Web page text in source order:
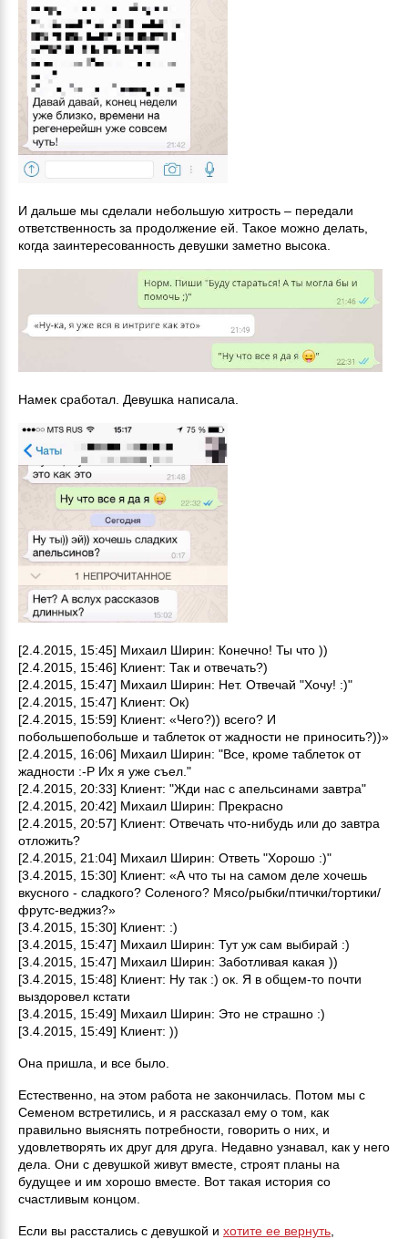
И дальше мы сделали небольшую хитрость – передали
ответственность за продолжение ей. Такое можно делать,
когда заинтересованность девушки заметно высока.
Намек сработал. Девушка написала.
[2.4.2015, 15:45] Михаил Ширин: Конечно! Ты что ))
[2.4.2015, 15:46] Клиент: Так и отвечать?)
[2.4.2015, 15:47] Михаил Ширин: Нет. Отвечай "Хочу! :)"
[2.4.2015, 15:47] Клиент: Ок)
[2.4.2015, 15:59] Клиент: «Чего?)) всего? И
побольшепобольше и таблеток от жадности не приносить?))»
[2.4.2015, 16:06] Михаил Ширин: "Все, кроме таблеток от
жадности :-P Их я уже съел."
[2.4.2015, 20:33] Клиент: "Жди нас с апельсинами завтра"
[2.4.2015, 20:42] Михаил Ширин: Прекрасно
[2.4.2015, 20:57] Клиент: Отвечать что-нибудь или до завтра
отложить?
[2.4.2015, 21:04] Михаил Ширин: Ответь "Хорошо :)"
[3.4.2015, 15:30] Клиент: «А что ты на самом деле хочешь
вкусного - сладкого? Соленого? Мясо/рыбки/птички/тортики/
фрутс-веджиз?»
[3.4.2015, 15:30] Клиент: :)
[3.4.2015, 15:47] Михаил Ширин: Тут уж сам выбирай :)
[3.4.2015, 15:47] Михаил Ширин: Заботливая какая ))
[3.4.2015, 15:48] Клиент: Ну так :) ок. Я в общем-то почти
выздоровел кстати
[3.4.2015, 15:49] Михаил Ширин: Это не страшно :)
[3.4.2015, 15:49] Клиент: ))
Она пришла, и все было.
Естественно, на этом работа не закончилась. Потом мы с
Семеном встретились, и я рассказал ему о том, как
правильно выяснять потребности, говорить о них, и
удовлетворять их друг для друга. Недавно узнавал, как у него
дела. Они с девушкой живут вместе, строят планы на
будущее и им хорошо вместе. Вот такая история со
счастливым концом.
Если вы расстались с девушкой и хотите ее вернуть